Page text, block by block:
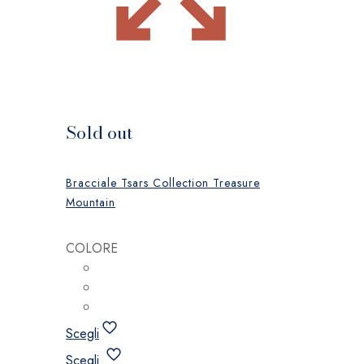
Sold out
Bracciale Tsars Collection Treasure
Mountain
COLORE
Scegli
Scegli Questo